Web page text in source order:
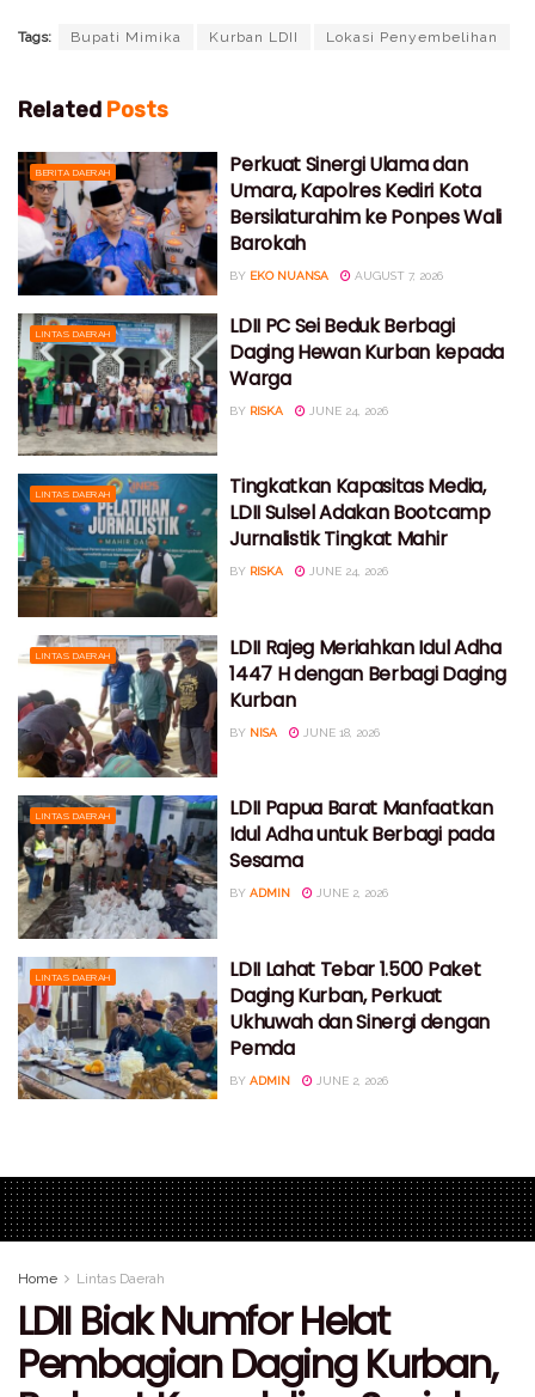
Tags: Bupati Mimika Kurban LDII Lokasi Penyembelihan
Related Posts
BERITA DAERAH
Perkuat Sinergi Ulama dan
Umara, Kapolres Kediri Kota
Bersilaturahim ke Ponpes Wali
Barokah
BY EKO NUANSA AUGUST 7, 2026
LINTAS DAERAH
LDII PC Sei Beduk Berbagi
Daging Hewan Kurban kepada
Warga
BY RISKA JUNE 24, 2026
LINTAS DAERAH
Tingkatkan Kapasitas Media,
LDII Sulsel Adakan Bootcamp
Jurnalistik Tingkat Mahir
BY RISKA JUNE 24, 2026
LINTAS DAERAH
LDII Rajeg Meriahkan Idul Adha
1447 H dengan Berbagi Daging
Kurban
BY NISA JUNE 18, 2026
LINTAS DAERAH
LDII Papua Barat Manfaatkan
Idul Adha untuk Berbagi pada
Sesama
BY ADMIN JUNE 2, 2026
LINTAS DAERAH
LDII Lahat Tebar 1.500 Paket
Daging Kurban, Perkuat
Ukhuwah dan Sinergi dengan
Pemda
BY ADMIN JUNE 2, 2026
Home Lintas Daerah
LDII Biak Numfor Helat
Pembagian Daging Kurban,